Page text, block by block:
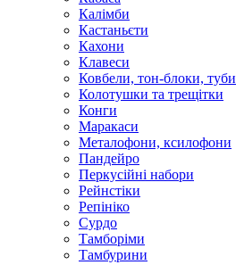
Калімби
Кастаньєти
Кахони
Клавеси
Ковбели, тон-блоки, туби
Колотушки та трещітки
Конги
Маракаси
Металофони, ксилофони
Пандейро
Перкусійні набори
Рейнстіки
Репініко
Сурдо
Тамборіми
Тамбурини